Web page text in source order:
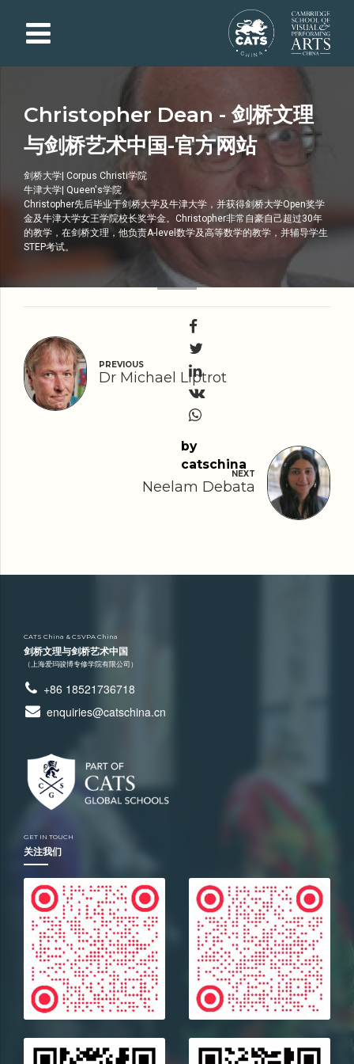
Christopher Dean - 剑桥文理
与剑桥艺术中国-官方网站
剑桥大学| Corpus Christi学院
牛津大学| Queen's学院
Christopher先后毕业于剑桥大学及牛津大学，并获得剑桥大学Open奖学
金及牛津大学女王学院校长奖学金。Christopher非常自豪自己超过30年
的教学，在剑桥文理，他负责A-level数学及高等数学的教学，并辅导学生
STEP考试。
by
catschina
PREVIOUS
Dr Michael Liptrot
NEXT
Neelam Debata
CATS China & CSVPA China
剑桥文理与剑桥艺术中国
（上海爱玛骏博专修学院有限公司）
+86 18521736718
enquiries@catschina.cn
GET IN TOUCH
关注我们